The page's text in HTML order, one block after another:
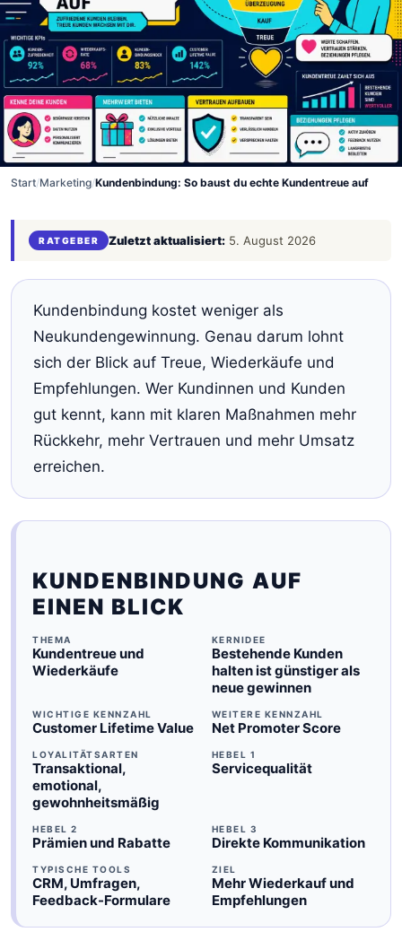
Start/Marketing/Kundenbindung: So baust du echte Kundentreue auf
RATGEBER Zuletzt aktualisiert: 5. August 2026
Kundenbindung kostet weniger als
Neukundengewinnung. Genau darum lohnt
sich der Blick auf Treue, Wiederkäufe und
Empfehlungen. Wer Kundinnen und Kunden
gut kennt, kann mit klaren Maßnahmen mehr
Rückkehr, mehr Vertrauen und mehr Umsatz
erreichen.
KUNDENBINDUNG AUF
EINEN BLICK
THEMA
Kundentreue und
Wiederkäufe
KERNIDEE
Bestehende Kunden
halten ist günstiger als
neue gewinnen
WICHTIGE KENNZAHL
Customer Lifetime Value
WEITERE KENNZAHL
Net Promoter Score
LOYALITÄTSARTEN
Transaktional,
emotional,
gewohnheitsmäßig
HEBEL 1
Servicequalität
HEBEL 2
Prämien und Rabatte
HEBEL 3
Direkte Kommunikation
TYPISCHE TOOLS
CRM, Umfragen,
Feedback-Formulare
ZIEL
Mehr Wiederkauf und
Empfehlungen